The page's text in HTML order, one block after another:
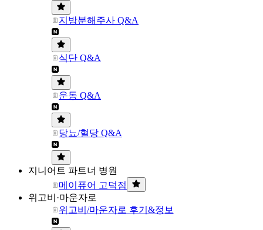
지방분해주사 Q&A
식단 Q&A
운동 Q&A
당뇨/혈당 Q&A
지니어트 파트너 병원
메이퓨어 고덕점
위고비·마운자로
위고비/마운자로 후기&정보